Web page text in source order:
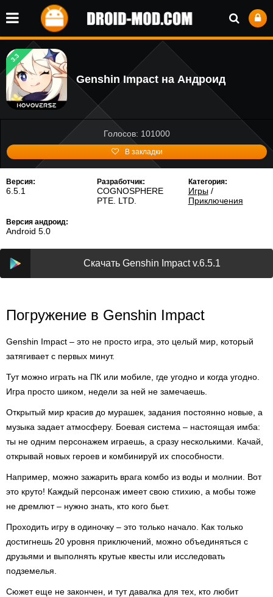
3.3
Genshin Impact на Андроид
Голосов: 101000
В закладки
Версия:
6.5.1
Разработчик:
COGNOSPHERE
PTE. LTD.
Категория:
Игры/
Приключения
Версия андроид:
Android 5.0
Скачать Genshin Impact v.6.5.1
Погружение в Genshin Impact
Genshin Impact – это не просто игра, это целый мир, который
затягивает с первых минут.
Тут можно играть на ПК или мобиле, где угодно и когда угодно.
Игра просто шиком, недели за ней не замечаешь.
Открытый мир красив до мурашек, задания постоянно новые, а
музыка задает атмосферу. Боевая система – настоящая имба:
ты не одним персонажем играешь, а сразу несколькими. Качай,
открывай новых героев и комбинируй их способности.
Например, можно зажарить врага комбо из воды и молнии. Вот
это круто! Каждый персонаж имеет свою стихию, а мобы тоже
не дремлют – нужно знать, кто кого бьет.
Проходить игру в одиночку – это только начало. Как только
достигнешь 20 уровня приключений, можно объединяться с
друзьями и выполнять крутые квесты или исследовать
подземелья.
Сюжет еще не закончен, и тут давалка для тех, кто любит